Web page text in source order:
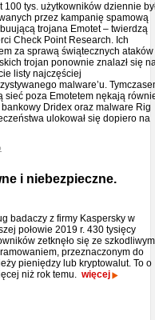
100 tys. użytkowników dziennie
przez kampanię spamową
trojana Emotet – twierdzą
Check Point Research. Ich
za sprawą świątecznych ataków
trojan ponownie znalazł się
listy najczęściej
malware’u.
sieć poza Emotetem nękają
Dridex oraz malware Rig
ulokował się dopiero na
i niebezpieczne.
badaczy z firmy Kaspersky w
połowie 2019 r. 430 tysięcy
zetknęło się ze szkodliwym
przeznaczonym do
pieniędzy lub kryptowalut. To o
niż rok temu. więcej